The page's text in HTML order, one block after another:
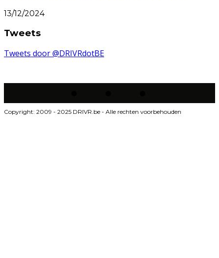
13/12/2024
Tweets
Tweets door @DRIVRdotBE
Copyright: 2009 - 2025 DRIVR.be - Alle rechten voorbehouden